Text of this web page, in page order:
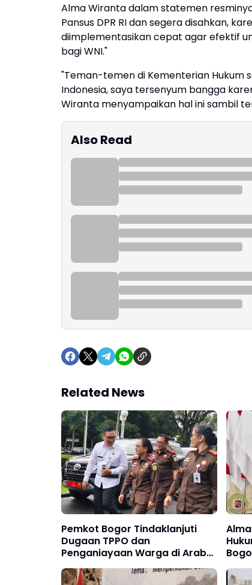
Alma Wiranta dalam statemen
Pansus DPR RI dan segera disahkan,
diimplementasikan cepat agar efektif
bagi WNI."
"Teman-temen di Kementerian Hukum
Indonesia, saya tersenyum bangga
Wiranta menyampaikan hal ini sambil
Also Read
Related News
Pemkot Bogor Tindaklanjuti
Dugaan TPPO dan
Penganiayaan Warga di Arab
Saudi
2027